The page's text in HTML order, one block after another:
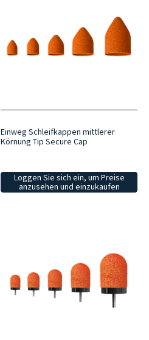
Einweg Schleifkappen mittlerer
Körnung Tip Secure Cap
Loggen Sie sich ein, um Preise
anzusehen und einzukaufen